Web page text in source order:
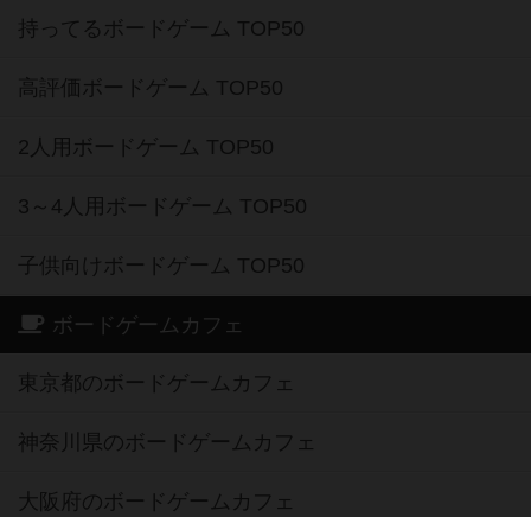
持ってるボードゲーム TOP50
高評価ボードゲーム TOP50
2人用ボードゲーム TOP50
3～4人用ボードゲーム TOP50
子供向けボードゲーム TOP50
ボードゲームカフェ
東京都のボードゲームカフェ
神奈川県のボードゲームカフェ
大阪府のボードゲームカフェ